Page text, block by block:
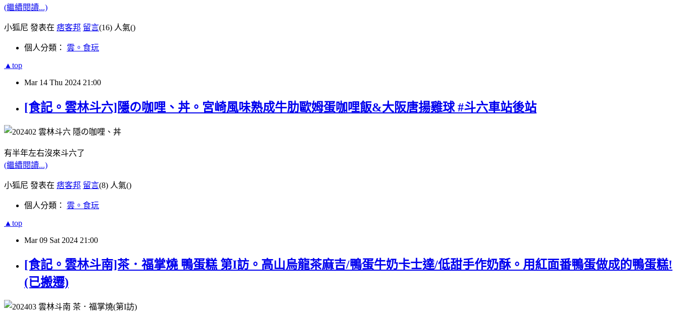
(繼續閱讀...)
小狐尼 發表在 痞客邦 留言(16) 人氣()
個人分類： 雲。食玩
▲top
Mar 14 Thu 2024 21:00
[食記。雲林斗六]隱の咖哩、丼。宮崎風味熟成牛肋歐姆蛋咖哩飯&大阪唐揚雞球 #斗六車站後站
有半年左右沒來斗六了
(繼續閱讀...)
小狐尼 發表在 痞客邦 留言(8) 人氣()
個人分類： 雲。食玩
▲top
Mar 09 Sat 2024 21:00
[食記。雲林斗南]茶．福掌燒 鴨蛋糕 第I訪。高山烏龍茶麻吉/鴨蛋牛奶卡士達/低甜手作奶酥。用紅面番鴨蛋做成的鴨蛋糕!
(已搬遷)